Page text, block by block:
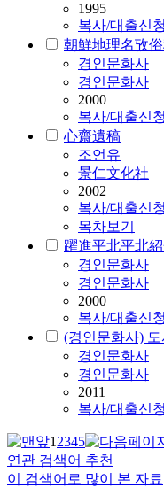
1995
복사/대출신청
朝鮮地理名攷
경인문화사
경인문화사
2000
복사/대출신청
心齋遺稿
조언유
景仁文化社
2002
복사/대출신청
목차보기
躍進平北平北
경인문화사
경인문화사
2000
복사/대출신청
(경인문화사) 도
경인문화사
경인문화사
2011
복사/대출신청
12345
연관 검색어 추천
이 검색어로 많이 본 자료